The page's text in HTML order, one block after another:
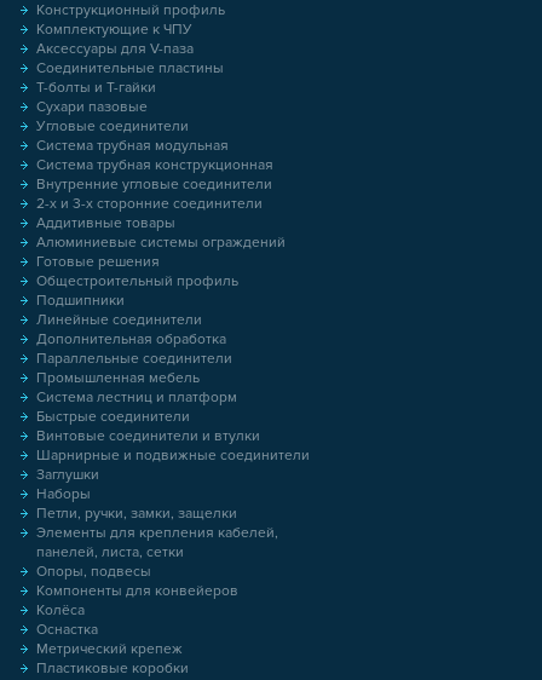
Конструкционный профиль
Комплектующие к ЧПУ
Аксессуары для V-паза
Соединительные пластины
Т-болты и Т-гайки
Сухари пазовые
Угловые соединители
Система трубная модульная
Система трубная конструкционная
Внутренние угловые соединители
2-х и 3-х сторонние соединители
Аддитивные товары
Алюминиевые системы ограждений
Готовые решения
Общестроительный профиль
Подшипники
Линейные соединители
Дополнительная обработка
Параллельные соединители
Промышленная мебель
Система лестниц и платформ
Быстрые соединители
Винтовые соединители и втулки
Шарнирные и подвижные соединители
Заглушки
Наборы
Петли, ручки, замки, защелки
Элементы для крепления кабелей,
панелей, листа, сетки
Опоры, подвесы
Компоненты для конвейеров
Колёса
Оснастка
Метрический крепеж
Пластиковые коробки